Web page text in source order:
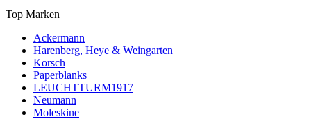
Top Marken
Ackermann
Harenberg, Heye & Weingarten
Korsch
Paperblanks
LEUCHTTURM1917
Neumann
Moleskine